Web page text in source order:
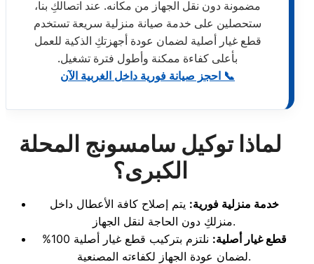
مضمونة دون نقل الجهاز من مكانه. عند اتصالكِ بنا،
ستحصلين على خدمة صيانة منزلية سريعة تستخدم
قطع غيار أصلية لضمان عودة أجهزتكِ الذكية للعمل
بأعلى كفاءة ممكنة وأطول فترة تشغيل.
📞 احجز صيانة فورية داخل الغربية الآن
لماذا توكيل سامسونج المحلة
الكبرى؟
خدمة منزلية فورية: يتم إصلاح كافة الأعطال داخل
منزلكِ دون الحاجة لنقل الجهاز.
قطع غيار أصلية:
نلتزم بتركيب قطع غيار أصلية 100%
لضمان عودة الجهاز لكفاءته المصنعية.